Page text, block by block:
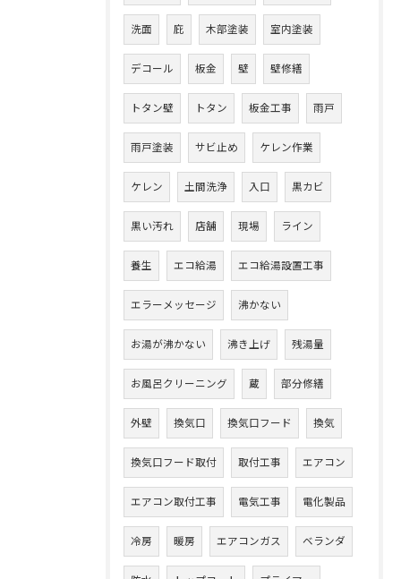
洗面 庇 木部塗装 室内塗装
デコール 板金 壁 壁修繕
トタン壁 トタン 板金工事 雨戸
雨戸塗装 サビ止め ケレン作業
ケレン 土間洗浄 入口 黒カビ
黒い汚れ 店舗 現場 ライン
養生 エコ給湯 エコ給湯設置工事
エラーメッセージ 沸かない
お湯が沸かない 沸き上げ 残湯量
お風呂クリーニング 蔵 部分修繕
外壁 換気口 換気口フード 換気
換気口フード取付 取付工事 エアコン
エアコン取付工事 電気工事 電化製品
冷房 暖房 エアコンガス ベランダ